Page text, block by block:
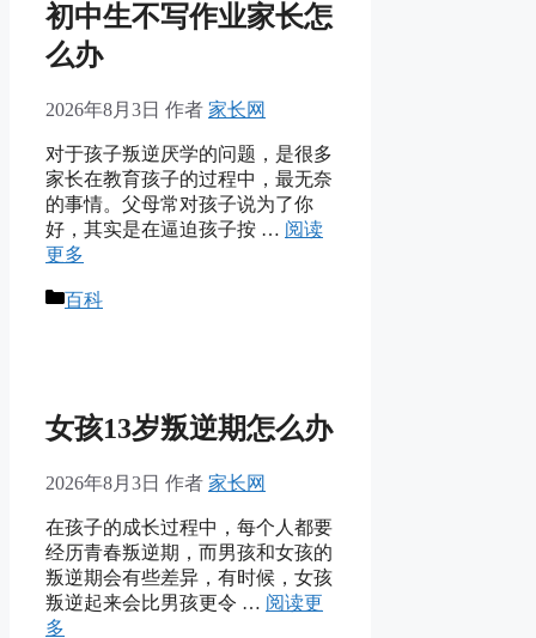
初中生不写作业家长怎
么办
2026年8月3日 作者 家长网
对于孩子叛逆厌学的问题，是很多
家长在教育孩子的过程中，最无奈
的事情。父母常对孩子说为了你
好，其实是在逼迫孩子按 … 阅读
更多
分
百科
女孩13岁叛逆期怎么办
2026年8月3日 作者 家长网
在孩子的成长过程中，每个人都要
经历青春叛逆期，而男孩和女孩的
叛逆期会有些差异，有时候，女孩
叛逆起来会比男孩更令 … 阅读更
多